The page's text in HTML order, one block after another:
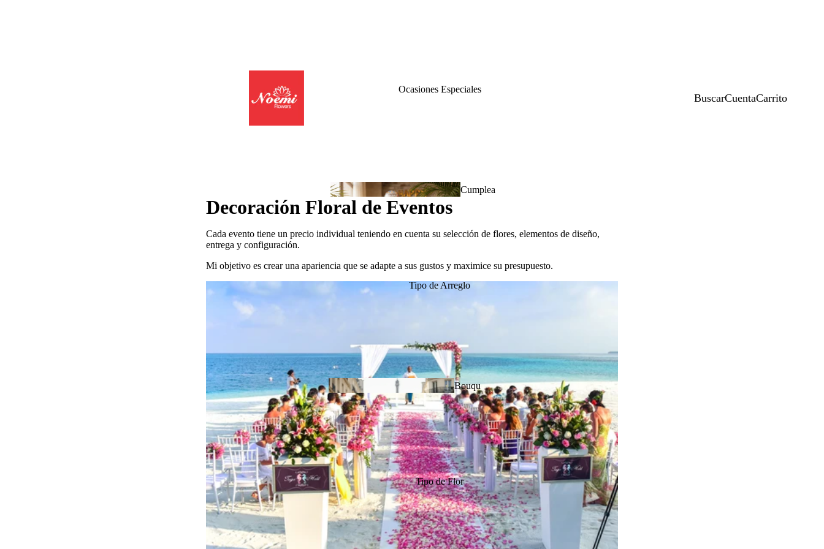
Ocasiones Especiales
Cumplea
Bodas
Amor &
Romance
Tipo de Arreglo
Bouqu
ets
Tipo de Flor
BuscarCuentaCarrito
Decoración Floral de Eventos
Cada evento tiene un precio individual teniendo en cuenta su selección de flores, elementos de diseño,
entrega y configuración.
Mi objetivo es crear una apariencia que se adapte a sus gustos y maximice su presupuesto.